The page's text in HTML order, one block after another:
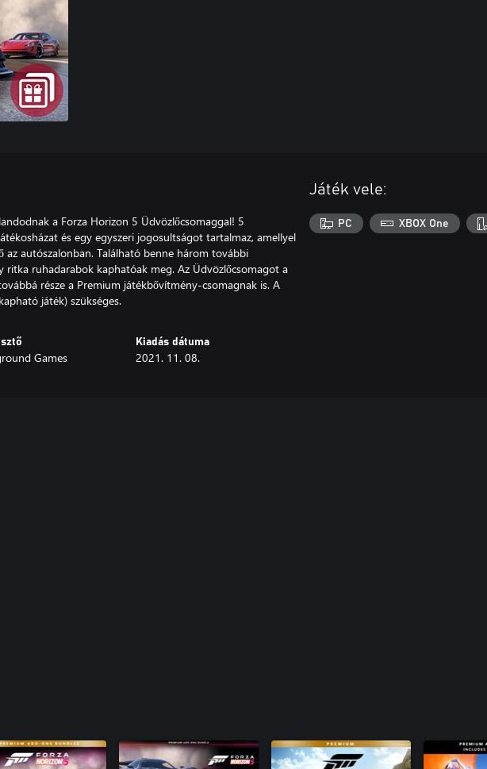
a Forza Horizon 5 Üdvözlőcsomaggal! 5
és egy egyszeri jogosultságot tartalmaz, amellyel
az autószalonban. Található benne három további
ritka ruhadarabok kaphatóak meg. Az Üdvözlőcsomagot a
része a Premium játékbővítmény-csomagnak is. A
játék) szükséges.
Games
Kiadás dátuma
2021. 11. 08.
Játék vele:
PC XBOX One